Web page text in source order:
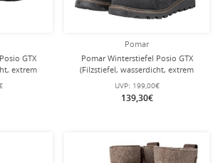
GTX
extrem
Pomar
Pomar Winterstiefel Posio GTX
(Filzstiefel, wasserdicht, extrem
warm) granitgrau Damen
UVP: 199,00€
139,30€